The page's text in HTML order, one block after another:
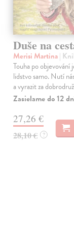
Duše na
Merisi Martina|
Touha po objevování
lidstvo samo. Nutí
a vyrazit za
Zasielame do 12
27,26 €
28,10 € ?